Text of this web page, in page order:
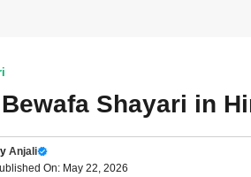
Shayari in
Anjali
On: May 22, 2026